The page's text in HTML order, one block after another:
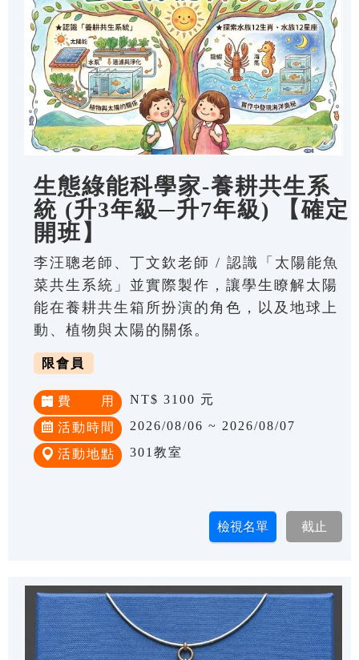
生態綠能科學家-養耕共生系
統 (升3年級─升7年級) 【確定
開班】
李汪聰老師、丁文欽老師 / 認識「太陽能魚
菜共生系統」並實際製作，讓學生瞭解太陽
能在養耕共生箱所扮演的角色，以及地球上
動、植物與太陽的關係。
限會員
費 用 NT$ 3100 元
活動時間 2026/08/06 ~ 2026/08/07
活動地點 301教室